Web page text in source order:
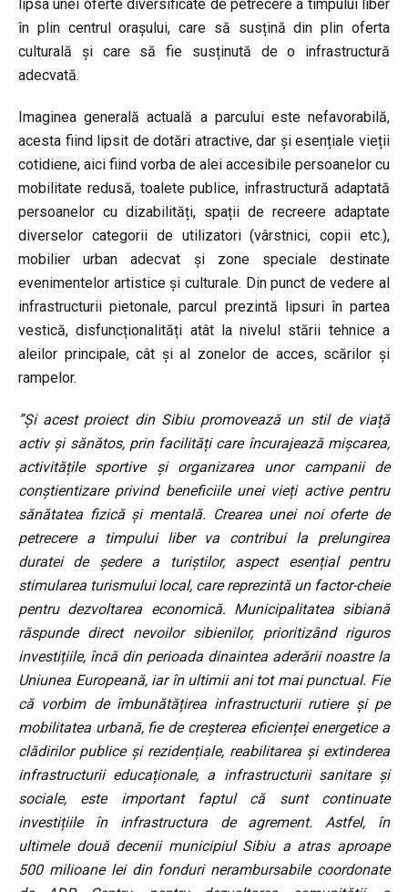
lipsa unei oferte diversificate de petrecere a timpului liber
în plin centrul orașului, care să susțină din plin oferta
culturală și care să fie susținută de o infrastructură
adecvată.
Imaginea generală actuală a parcului este nefavorabilă,
acesta fiind lipsit de dotări atractive, dar și esențiale vieții
cotidiene, aici fiind vorba de alei accesibile persoanelor cu
mobilitate redusă, toalete publice, infrastructură adaptată
persoanelor cu dizabilități, spații de recreere adaptate
diverselor categorii de utilizatori (vârstnici, copii etc.),
mobilier urban adecvat și zone speciale destinate
evenimentelor artistice și culturale. Din punct de vedere al
infrastructurii pietonale, parcul prezintă lipsuri în partea
vestică, disfuncționalități atât la nivelul stării tehnice a
aleilor principale, cât și al zonelor de acces, scărilor și
rampelor.
”Și acest proiect din Sibiu promovează un stil de viață
activ și sănătos, prin facilități care încurajează mișcarea,
activitățile sportive și organizarea unor campanii de
conștientizare privind beneficiile unei vieți active pentru
sănătatea fizică și mentală. Crearea unei noi oferte de
petrecere a timpului liber va contribui la prelungirea
duratei de ședere a turiștilor, aspect esențial pentru
stimularea turismului local, care reprezintă un factor-cheie
pentru dezvoltarea economică. Municipalitatea sibiană
răspunde direct nevoilor sibienilor, prioritizând riguros
investițiile, încă din perioada dinaintea aderării noastre la
Uniunea Europeană, iar în ultimii ani tot mai punctual. Fie
că vorbim de îmbunătățirea infrastructurii rutiere și pe
mobilitatea urbană, fie de creșterea eficienței energetice a
clădirilor publice și rezidențiale, reabilitarea și extinderea
infrastructurii educaționale, a infrastructurii sanitare și
sociale, este important faptul că sunt continuate
investițiile în infrastructura de agrement. Astfel, în
ultimele două decenii municipiul Sibiu a atras aproape
500 milioane lei din fonduri nerambursabile coordonate